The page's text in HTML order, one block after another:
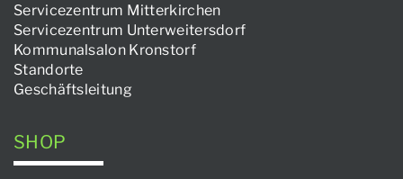
Servicezentrum Mitterkirchen
Servicezentrum Unterweitersdorf
Kommunalsalon Kronstorf
Standorte
Geschäftsleitung
SHOP